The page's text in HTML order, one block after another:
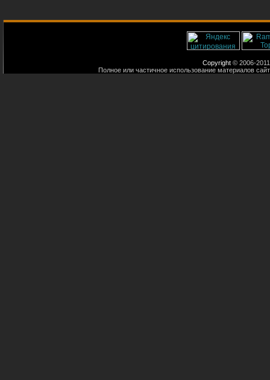
Copyright © 2006-
Полное или частичное использование материалов